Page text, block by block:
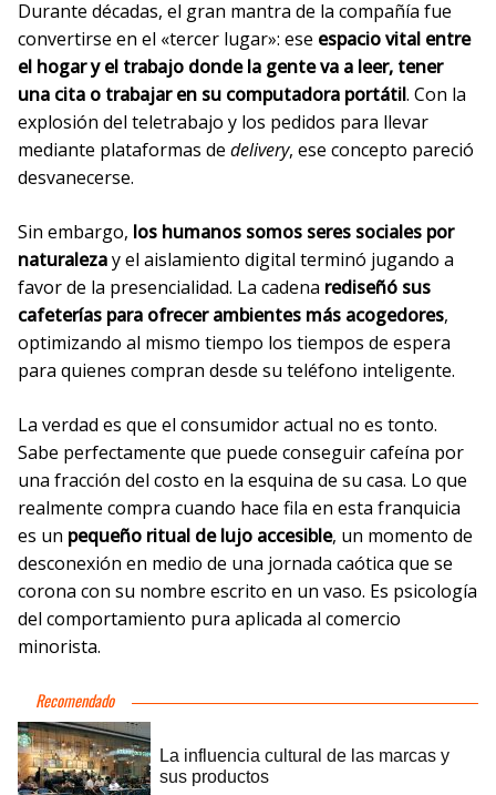
Durante décadas, el gran mantra de la compañía fue
convertirse en el «tercer lugar»: ese espacio vital entre
el hogar y el trabajo donde la gente va a leer, tener
una cita o trabajar en su computadora portátil. Con la
explosión del teletrabajo y los pedidos para llevar
mediante plataformas de delivery, ese concepto pareció
desvanecerse.
Sin embargo, los humanos somos seres sociales por
naturalezay el aislamiento digital terminó jugando a
favor de la presencialidad. La cadena rediseñó sus
cafeterías para ofrecer ambientes más acogedores,
optimizando al mismo tiempo los tiempos de espera
para quienes compran desde su teléfono inteligente.
La verdad es que el consumidor actual no es tonto.
Sabe perfectamente que puede conseguir cafeína por
una fracción del costo en la esquina de su casa. Lo que
realmente compra cuando hace fila en esta franquicia
es un pequeño ritual de lujo accesible, un momento de
desconexión en medio de una jornada caótica que se
corona con su nombre escrito en un vaso. Es psicología
del comportamiento pura aplicada al comercio
minorista.